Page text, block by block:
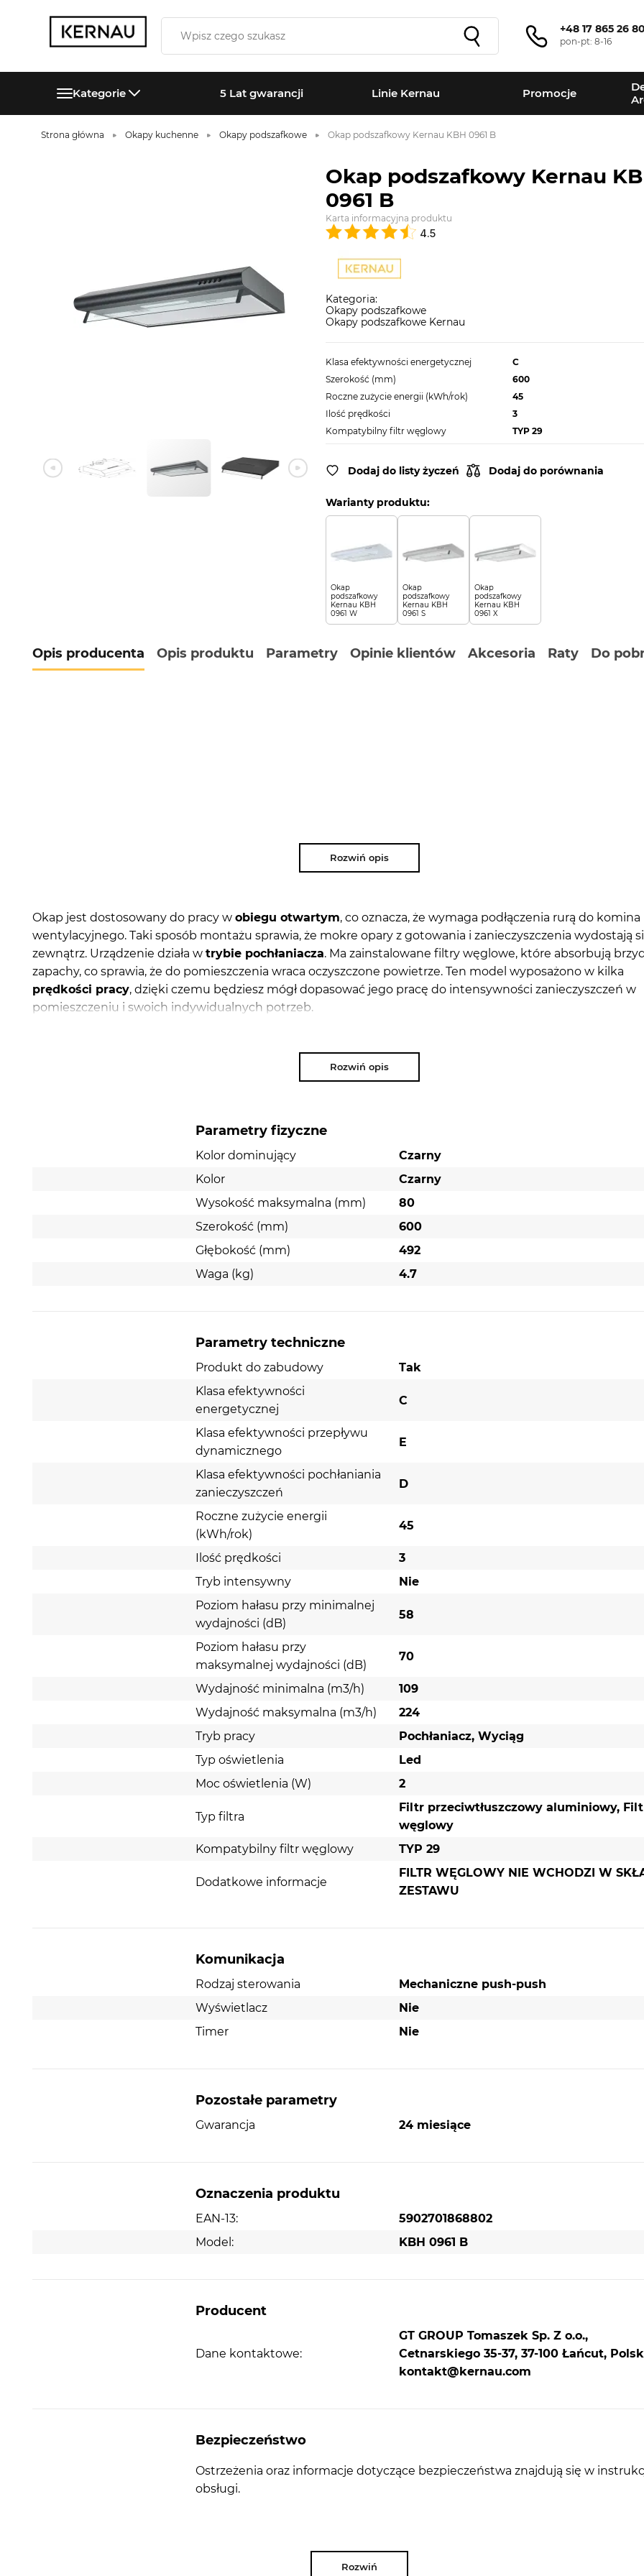
+48 17 865 26
pon-pt: 8-16
Kategorie 5 Lat gwarancji Linie Kernau Promocje
Strona główna Okapy kuchenne Okapy podszafkowe Okap podszafkowy Kernau KBH 0961 B
Okap podszafkowy Kernau
0961 B
Karta informacyjna produktu
4.5
Kategoria:
Okapy podszafkowe
Okapy podszafkowe Kernau
Klasa efektywności energetycznej
C
Szerokość (mm)
600
Roczne zużycie energii (kWh/rok)
45
Ilość prędkości
3
Kompatybilny filtr węglowy
TYP 29
Dodaj do listy życzeń Dodaj do porównania
Warianty produktu:
Okap
podszafkowy
Kernau KBH
0961 W
Okap
podszafkowy
Kernau KBH
0961 S
Okap
podszafkowy
Kernau KBH
0961 X
Opis producenta Opis produktu Parametry Opinie klientów Akcesoria Raty Do
Rozwiń opis
Okap jest dostosowany do pracy w obiegu otwartym, co oznacza, że wymaga podłączenia rurą do komina
wentylacyjnego. Taki sposób montażu sprawia, że mokre opary z gotowania i zanieczyszczenia wydostają
zewnątrz. Urządzenie działa w trybie pochłaniacza. Ma zainstalowane filtry węglowe, które absorbują
zapachy, co sprawia, że do pomieszczenia wraca oczyszczone powietrze. Ten model wyposażono w kilka
prędkości pracy, dzięki czemu będziesz mógł dopasować jego pracę do intensywności zanieczyszczeń w
pomieszczeniu i swoich indywidualnych potrzeb.
. Diody LED charakteryzują się bardzo długą żywotnością i emitują jasne światło, dzięki
świetnie doświetlą obszar roboczy w kuchni. W urządzeniu zostały zainstalowane
Rozwiń opis
Parametry fizyczne
Kolor dominujący
Czarny
Kolor
Czarny
Wysokość maksymalna (mm)
80
Szerokość (mm)
600
Głębokość (mm)
492
Waga (kg)
4.7
Parametry techniczne
Produkt do zabudowy
Tak
Klasa efektywności
energetycznej
C
Klasa efektywności przepływu
dynamicznego
E
Klasa efektywności pochłaniania
zanieczyszczeń
D
Roczne zużycie energii
(kWh/rok)
45
Ilość prędkości
3
Tryb intensywny
Nie
Poziom hałasu przy minimalnej
wydajności (dB)
58
Poziom hałasu przy
maksymalnej wydajności (dB)
70
Wydajność minimalna (m3/h)
109
Wydajność maksymalna (m3/h)
224
Tryb pracy
Pochłaniacz, Wyciąg
Typ oświetlenia
Led
Moc oświetlenia (W)
2
Typ filtra
Filtr przeciwtłuszczowy aluminiowy,
węglowy
Kompatybilny filtr węglowy
TYP 29
Dodatkowe informacje
FILTR WĘGLOWY NIE WCHODZI W
ZESTAWU
Komunikacja
Rodzaj sterowania
Mechaniczne push-push
Wyświetlacz
Nie
Timer
Nie
Pozostałe parametry
Gwarancja 24 miesiące
Oznaczenia produktu
EAN-13:
5902701868802
Model:
KBH 0961 B
Producent
Dane kontaktowe:
GT GROUP Tomaszek Sp. Z o.o.,
Cetnarskiego 35-37, 37-100 Łańcut,
kontakt@kernau.com
Bezpieczeństwo
Ostrzeżenia oraz informacje dotyczące bezpieczeństwa znajdują się w
obsługi.
Rozwiń